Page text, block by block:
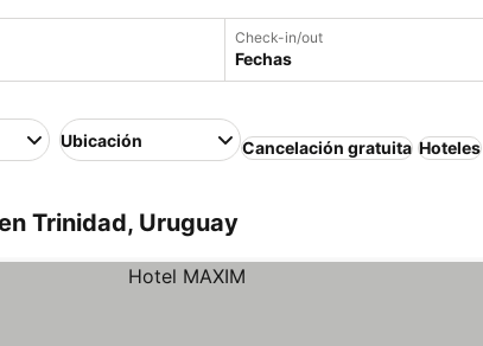
Check-in/out
Fechas
Ubicación Cancelación gratuita Hoteles
Trinidad, Uruguay